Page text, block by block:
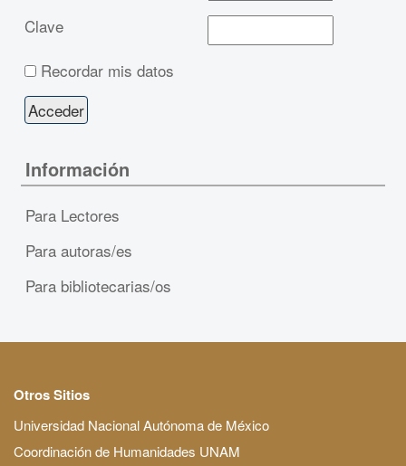
Clave
Recordar mis datos
Información
Para Lectores
Para autoras/es
Para bibliotecarias/os
Otros Sitios
Universidad Nacional Autónoma de México
Coordinación de Humanidades UNAM